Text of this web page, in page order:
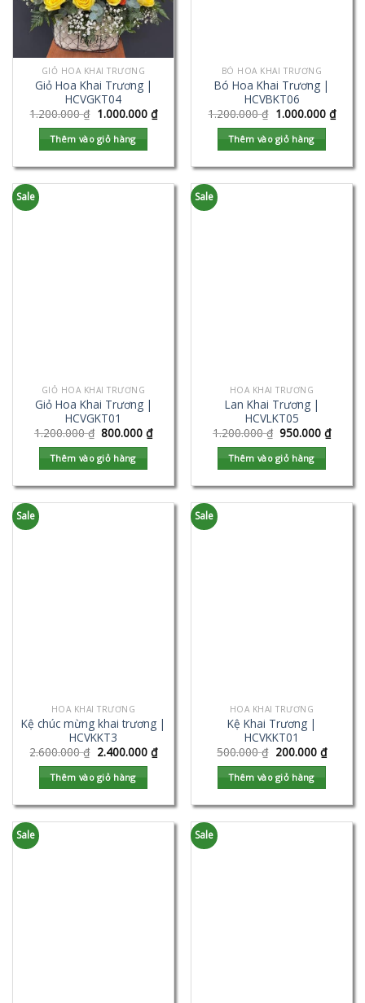
GIỎ HOA KHAI TRƯƠNG
Giỏ Hoa Khai Trương |
HCVGKT04
1.200.000₫ 1.000.000 ₫
Thêm vào giỏ hàng
BÓ HOA KHAI TRƯƠNG
Bó Hoa Khai Trương |
HCVBKT06
1.200.000₫ 1.000.000 ₫
Thêm vào giỏ hàng
Sale
GIỎ HOA KHAI TRƯƠNG
Giỏ Hoa Khai Trương |
HCVGKT01
1.200.000₫ 800.000₫
Thêm vào giỏ hàng
Sale
HOA KHAI TRƯƠNG
Lan Khai Trương |
HCVLKT05
1.200.000₫ 950.000₫
Thêm vào giỏ hàng
Sale
HOA KHAI TRƯƠNG
Kệ chúc mừng khai trương |
HCVKKT3
2.600.000₫ 2.400.000 ₫
Thêm vào giỏ hàng
Sale
HOA KHAI TRƯƠNG
Kệ Khai Trương |
HCVKKT01
500.000₫ 200.000 ₫
Thêm vào giỏ hàng
Sale Sale